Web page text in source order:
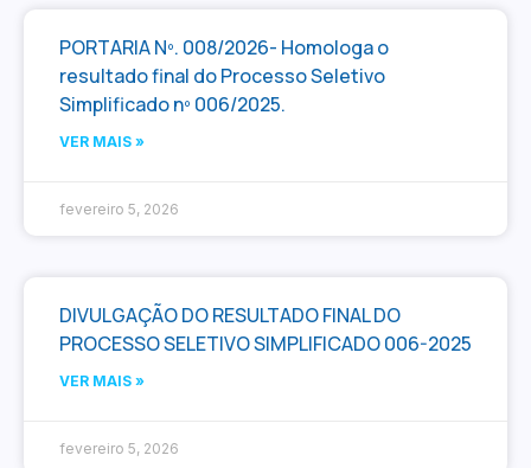
PORTARIA Nº. 008/2026- Homologa o
resultado final do Processo Seletivo
Simplificado nº 006/2025.
VER MAIS »
fevereiro 5, 2026
DIVULGAÇÃO DO RESULTADO FINAL DO
PROCESSO SELETIVO SIMPLIFICADO 006-2025
VER MAIS »
fevereiro 5, 2026